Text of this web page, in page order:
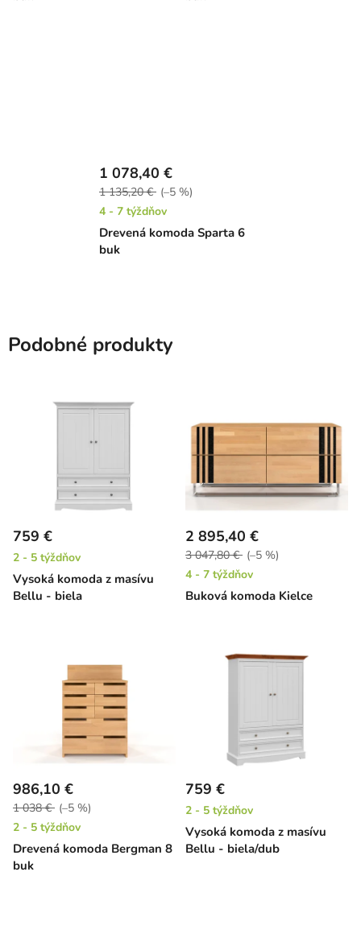
Drevená komoda Sparta 6
buk
1 078,40 €
1 135,20 € (–5 %)
4 - 7 týždňov
Podobné produkty
Vysoká komoda z masívu
Bellu - biela
759 €
2 - 5 týždňov
Buková komoda Kielce
2 895,40 €
3 047,80 € (–5 %)
4 - 7 týždňov
Drevená komoda Bergman 8
buk
986,10 €
1 038 € (–5 %)
2 - 5 týždňov
Vysoká komoda z masívu
Bellu - biela/dub
759 €
2 - 5 týždňov